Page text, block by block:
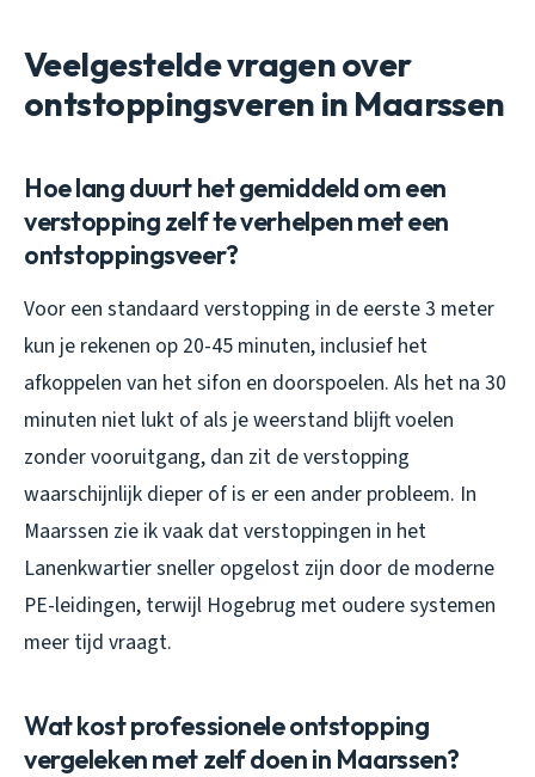
Veelgestelde vragen over
ontstoppingsveren in Maarssen
Hoe lang duurt het gemiddeld om een
verstopping zelf te verhelpen met een
ontstoppingsveer?
Voor een standaard verstopping in de eerste 3 meter
kun je rekenen op 20-45 minuten, inclusief het
afkoppelen van het sifon en doorspoelen. Als het na 30
minuten niet lukt of als je weerstand blijft voelen
zonder vooruitgang, dan zit de verstopping
waarschijnlijk dieper of is er een ander probleem. In
Maarssen zie ik vaak dat verstoppingen in het
Lanenkwartier sneller opgelost zijn door de moderne
PE-leidingen, terwijl Hogebrug met oudere systemen
meer tijd vraagt.
Wat kost professionele ontstopping
vergeleken met zelf doen in Maarssen?